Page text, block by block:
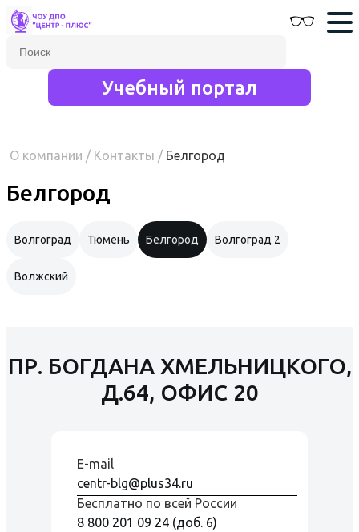
Учебный портал
О компании / Контакты / Белгород
Белгород
Волгоград Тюмень Белгород Волгоград 2
Волжский
ПР. БОГДАНА ХМЕЛЬНИЦКОГО,
Д.64, ОФИС 20
E-mail
centr-blg@plus34.ru
Бесплатно по всей Росcии
8 800 201 09 24 (доб. 6)